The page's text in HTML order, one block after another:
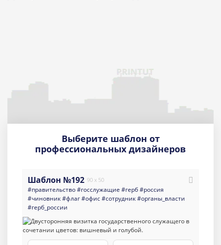
Выберите шаблон от
профессиональных дизайнеров
Шаблон №192 90 x 50
#правительство#госслужащие #герб#россия
#чиновник#флаг#офис#сотрудник#органы_власти
#герб_россии